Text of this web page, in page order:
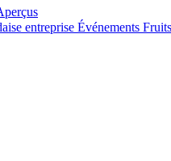
entreprise Événements